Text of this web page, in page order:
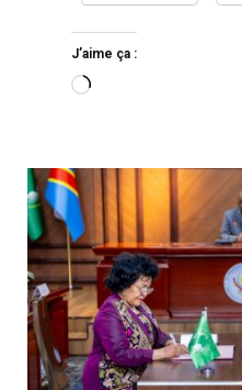
J’aime ça :